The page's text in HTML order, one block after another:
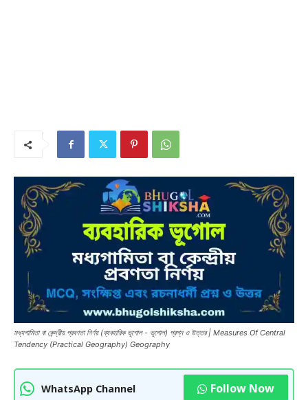
মধ্যগামিতা বা কেন্দ্রীয় প্রবণতা নির্ণয় (ব্যবহারিক ভূগোল - ভূগোল) প্রশ্ন ও উত্তর | Measures Of Central
Tendency (Practical Geography) Geography
WhatsApp Channel Follow Now